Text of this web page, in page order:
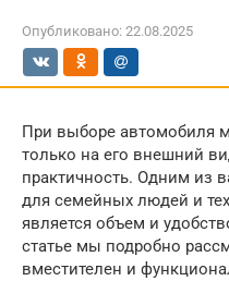
Опубликовано: 22.08.2025
При выборе автомобиля
только на его внешний
практичность. Одним из
для семейных людей и
является объем и
статье мы подробно
вместителен и